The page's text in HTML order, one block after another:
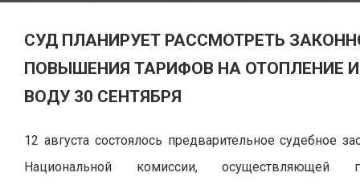
СУД ПЛАНИРУЕТ РАССМОТРЕТЬ
ПОВЫШЕНИЯ ТАРИФОВ НА ОТОПЛЕНИЕ
ВОДУ 30 СЕНТЯБРЯ
12 августа состоялось предварительное судебное
Национальной комиссии, осуществляющей